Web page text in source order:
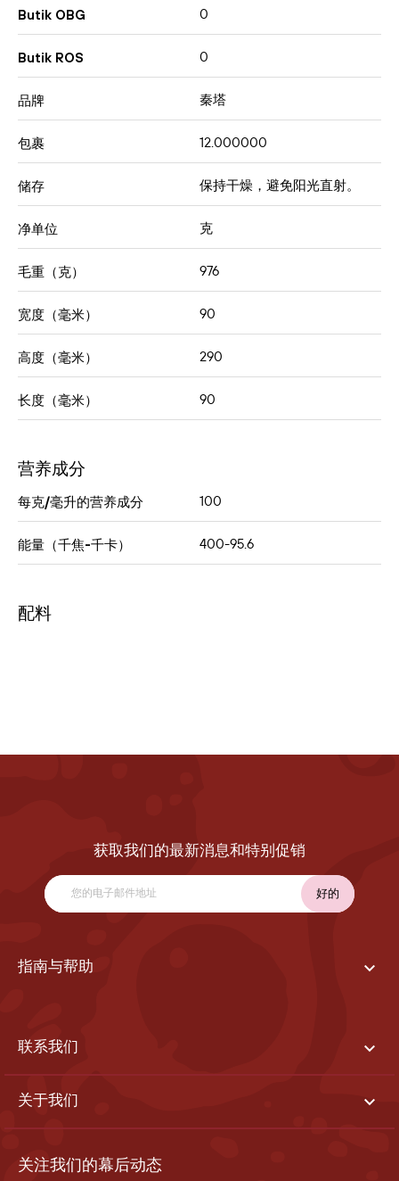
Butik OBG 0
Butik ROS 0
品牌 秦塔
包裹 12.000000
储存 保持干燥，避免阳光直射。
净单位 克
毛重（克） 976
宽度（毫米） 90
高度（毫米） 290
长度（毫米） 90
营养成分
每克/毫升的营养成分 100
能量（千焦-千卡） 400-95.6
配料
获取我们的最新消息和特别促销
指南与帮助 
联系我们 
关于我们 
关注我们的幕后动态